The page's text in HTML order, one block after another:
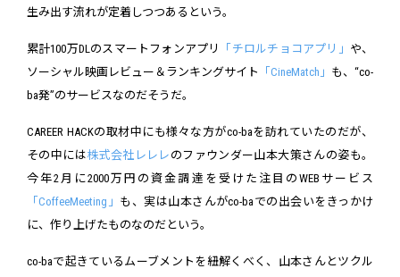
生み出す流れが定着しつつあるという。
累計100万DLのスマートフォンアプリ 「チロルチョコアプリ」 や、
ソーシャル映画レビュー＆ランキングサイト
「CineMatch」 も、“co-
ba発”のサービスなのだそうだ。
CAREER HACKの取材中にも様々な方がco-baを訪れていたのだが、
その中には株式会社レレレ のファウンダー山本大策さんの姿も。
今年2月に2000万円の資金調達を受けた注目のWEBサービス
「CoffeeMeeting」 も、実は山本さんがco-baでの出会いをきっかけ
に、作り上げたものなのだという。
co-baで起きているムーブメントを紐解くべく、山本さんとツクル